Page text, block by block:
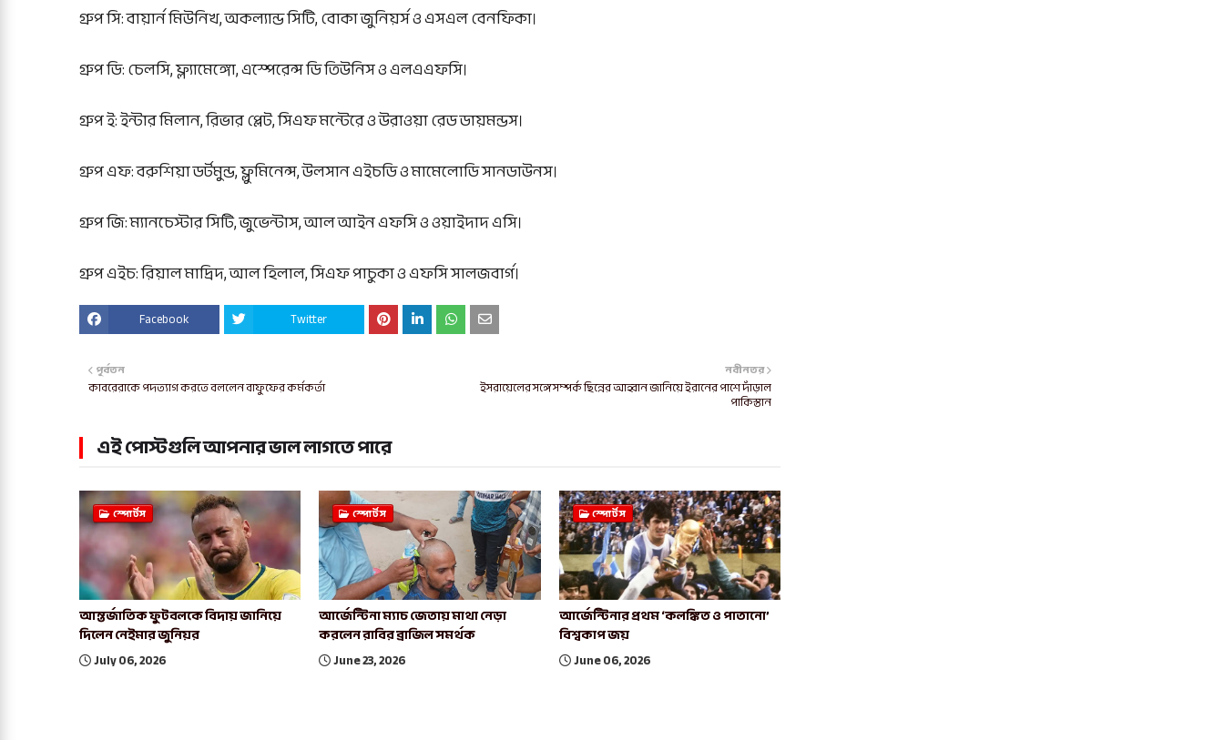
গ্রুপ সি: বায়ার্ন মিউনিখ, অকল্যান্ড সিটি, বোকা জুনিয়র্স ও এসএল বেনফিকা।
গ্রুপ ডি: চেলসি, ফ্ল্যামেঙ্গো, এস্পেরেন্স ডি তিউনিস ও এলএএফসি।
গ্রুপ ই: ইন্টার মিলান, রিভার প্লেট, সিএফ মন্টেরে ও উরাওয়া রেড ডায়মন্ডস।
গ্রুপ এফ: বরুশিয়া ডর্টমুন্ড, ফ্লুমিনেন্স, উলসান এইচডি ও মামেলোডি সানডাউনস।
গ্রুপ জি: ম্যানচেস্টার সিটি, জুভেন্টাস, আল আইন এফসি ও ওয়াইদাদ এসি।
গ্রুপ এইচ: রিয়াল মাদ্রিদ, আল হিলাল, সিএফ পাচুকা ও এফসি সালজবার্গ।
Facebook Twitter
নবীনতর
ইসরায়েলের সঙ্গে সম্পর্ক ছিন্নের আহ্বান জানিয়ে ইরানের পাশে দাঁড়াল
পাকিস্তান
পূর্বতন
কাবরেরাকে পদত্যাগ করতে বললেন বাফুফের কর্মকর্তা
এই পোস্টগুলি আপনার ভাল লাগতে পারে
স্পোর্টস
আন্তর্জাতিক ফুটবলকে বিদায় জানিয়ে
দিলেন নেইমার জুনিয়র
July 06, 2026
স্পোর্টস
আর্জেন্টিনা ম্যাচ জেতায় মাথা নেড়া
করলেন রাবির ব্রাজিল সমর্থক
June 23, 2026
স্পোর্টস
আর্জেন্টিনার প্রথম ‘কলঙ্কিত ও পাতানো’
বিশ্বকাপ জয়
June 06, 2026